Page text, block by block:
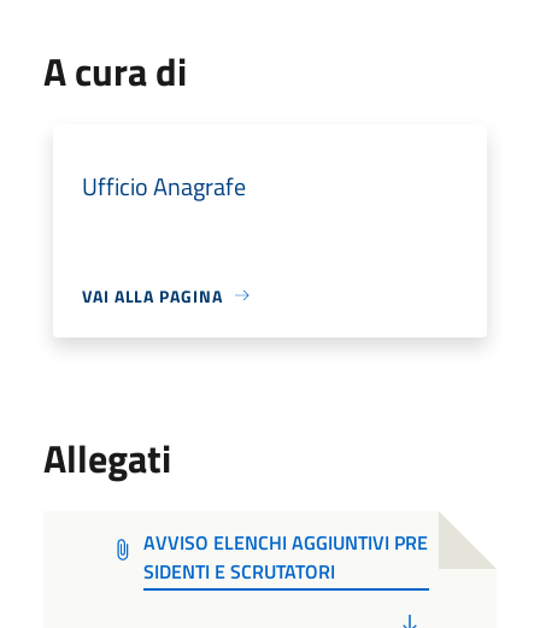
A cura di
Ufficio Anagrafe
VAI ALLA PAGINA
Allegati
AVVISO ELENCHI AGGIUNTIVI PRE
SIDENTI E SCRUTATORI